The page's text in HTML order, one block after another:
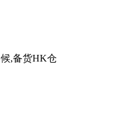
,备货HK仓